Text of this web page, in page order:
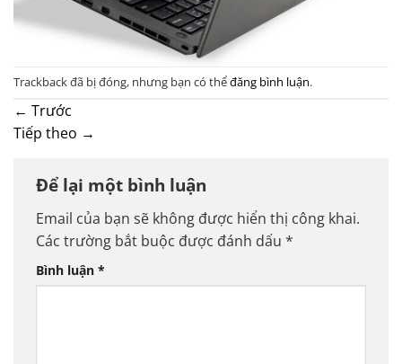
Trackback đã bị đóng, nhưng bạn có thểđăng bình luận.
← Trước
Tiếp theo →
Để lại một bình luận
Email của bạn sẽ không được hiển thị công khai.
Các trường bắt buộc được đánh dấu *
Bình luận *